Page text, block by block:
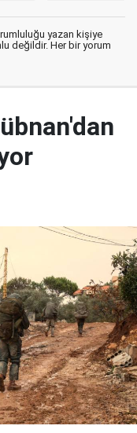
yazan kişiye
değildir. Her bir yorum